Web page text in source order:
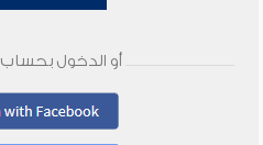
أو الدخول بحساب